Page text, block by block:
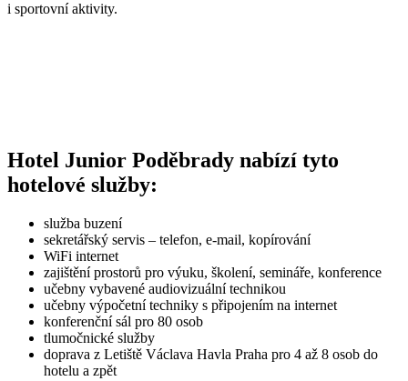
i sportovní aktivity.
Hotel Junior Poděbrady nabízí tyto
hotelové služby:
služba buzení
sekretářský servis – telefon, e-mail, kopírování
WiFi internet
zajištění prostorů pro výuku, školení, semináře, konference
učebny vybavené audiovizuální technikou
učebny výpočetní techniky s připojením na internet
konferenční sál pro 80 osob
tlumočnické služby
doprava z Letiště Václava Havla Praha pro 4 až 8 osob do
hotelu a zpět